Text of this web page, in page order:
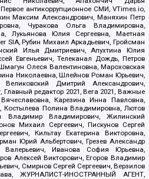
антикоррупционное СМИ, VTimes.io,
Максим Александрович, Маняхин Петр
Чуракова Ольга Владимировна,
Лукьянова Юлия Сергеевна, Маетная
SIA, Рубин Михаил Аркадьевич, Гройсман
Илья Дмитриевич, Апухтина Юлия
Евгеньевич, Телеканал Дождь, Петров
Олеся Валентиновна, Мароховская
Николаевна, Шлейнов Роман Юрьевич,
Дмитрий Александрович,
редактор 2021, Вега 2021, Важные
Карезина Инна Павловна,
Костылева Полина Владимировна, Лютов
Владимир Владимирович, Жилинский
Михаил Сергеевич, Пискунов Сергей
Кильтау Екатерина Викторовна,
Юрий Альбертович, Грезев Александр
Иванова София Юрьевна,
Алексей Викторович, Егоров Владимир
Смирнов Сергей Сергеевич, Верзилов
ЖУРНАЛИСТ-ИНОСТРАННЫЙ АГЕНТ,